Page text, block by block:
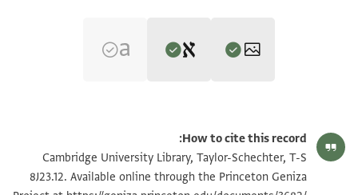
S. D. Goitein's unpublished edition (1950–85).
עבדנא
בר מאיר
T-S 8J23.12 1v تكبير و تدوير
How to cite this record:
Cambridge University Library, Taylor-Schechter, T-S
8J23.12. Available online through the Princeton Geniza